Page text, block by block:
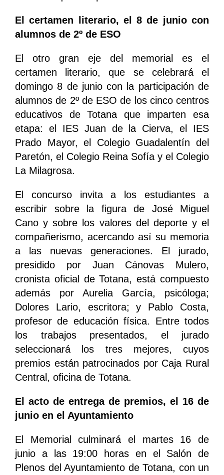
El certamen literario, el 8 de junio con
alumnos de 2º de ESO
El otro gran eje del memorial es el
certamen literario, que se celebrará el
domingo 8 de junio con la participación de
alumnos de 2º de ESO de los cinco centros
educativos de Totana que imparten esa
etapa: el IES Juan de la Cierva, el IES
Prado Mayor, el Colegio Guadalentín del
Paretón, el Colegio Reina Sofía y el Colegio
La Milagrosa.
El concurso invita a los estudiantes a
escribir sobre la figura de José Miguel
Cano y sobre los valores del deporte y el
compañerismo, acercando así su memoria
a las nuevas generaciones. El jurado,
presidido por Juan Cánovas Mulero,
cronista oficial de Totana, está compuesto
además por Aurelia García, psicóloga;
Dolores Lario, escritora; y Pablo Costa,
profesor de educación física. Entre todos
los trabajos presentados, el jurado
seleccionará los tres mejores, cuyos
premios están patrocinados por Caja Rural
Central, oficina de Totana.
El acto de entrega de premios, el 16 de
junio en el Ayuntamiento
El Memorial culminará el martes 16 de
junio a las 19:00 horas en el Salón de
Plenos del Ayuntamiento de Totana, con un